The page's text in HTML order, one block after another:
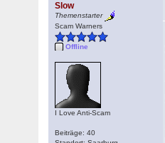
Slow
Themenstarter
Scam Warners
Offline
I Love Anti-Scam
Beiträge: 40